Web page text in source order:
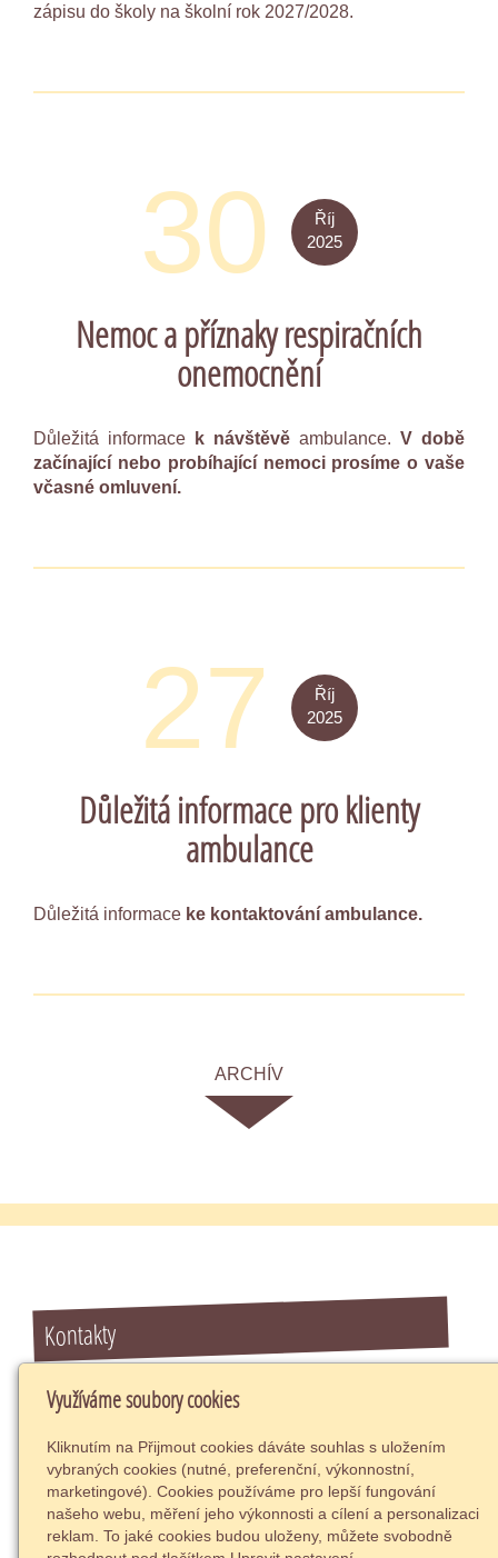
zápisu do školy na školní rok 2027/2028.
30
Říj
2025
Nemoc a příznaky respiračních
onemocnění
Důležitá informace k návštěvě ambulance. V době
začínající nebo probíhající nemoci prosíme o vaše
včasné omluvení.
27
Říj
2025
Důležitá informace pro klienty
ambulance
Důležitá informace ke kontaktování ambulance.
ARCHÍV
Kontakty
Poliklinika Masarykova 729,
517 41
73788261
info@psycholog-terapie.cz
+420 732 380 514
Využíváme soubory cookies
Kliknutím na Přijmout cookies dáváte souhlas s uložením
vybraných cookies (nutné, preferenční, výkonnostní,
marketingové). Cookies používáme pro lepší fungování
našeho webu, měření jeho výkonnosti a cílení a personalizaci
reklam. To jaké cookies budou uloženy, můžete svobodně